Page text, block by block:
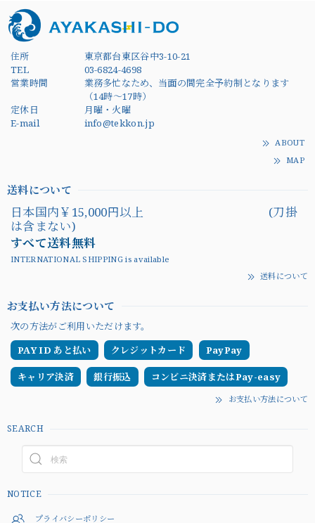
住所
東京都台東区谷中3-10-21
TEL
03-6824-4698
営業時間
業務多忙なため、当面の間完全予約制となります
（14時～17時）
定休日
月曜・火曜
E-mail
info@tekkon.jp
ABOUT
MAP
送料について
日本国内￥15,000円以上 (刀掛
は含まない)
すべて送料無料
INTERNATIONAL SHIPPING is available
送料について
お支払い方法について
次の方法がご利用いただけます。
PAY ID あと払い
クレジットカード PayPay
キャリア決済 銀行振込 コンビニ決済またはPay-easy
お支払い方法について
SEARCH
NOTICE
プライバシーポリシー